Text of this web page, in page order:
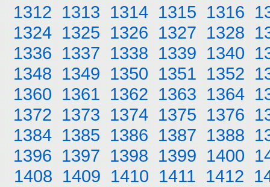
1312 1313 1314 1315 1316
1324 1325 1326 1327 1328
1336 1337 1338 1339 1340
1348 1349 1350 1351 1352
1360 1361 1362 1363 1364
1372 1373 1374 1375 1376
1384 1385 1386 1387 1388
1396 1397 1398 1399 1400
1408 1409 1410 1411 1412